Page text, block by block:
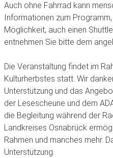
Auch ohne Fahrrad kann
Informationen zum
Möglichkeit, auch einen
entnehmen Sie bitte dem
Die Veranstaltung findet im
Kulturherbstes statt. Wir
Unterstützung und das
der Lesescheune und dem
die Begleitung während der
Landkreises Osnabrück
Rahmen und manches mehr.
Unterstützung.